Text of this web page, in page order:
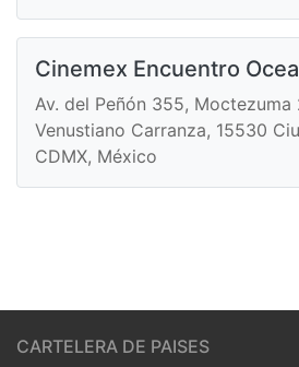
Cinemex Encuentro
Av. del Peñón 355, Moctezuma
Venustiano Carranza, 15530
CDMX, México
CARTELERA DE PAISES